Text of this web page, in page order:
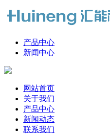
产品中心
新闻中心
网站首页
关于我们
产品中心
新闻动态
联系我们